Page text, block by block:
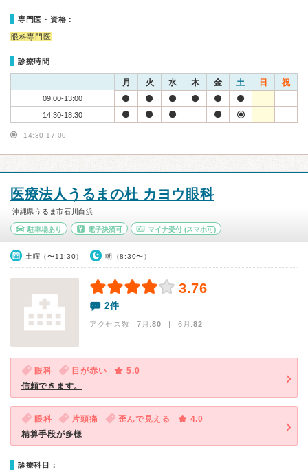
専門医・資格：
眼科専門医
診療時間
月 火 水 木 金 土 日 祝
09:00-13:00
14:30-18:30
14:30-17:00
医療法人うるまの杜 カヨウ眼科
沖縄県うるま市石川白浜
駐車場あり 電子決済可 マイナ受付 (スマホ可)
土曜（〜11:30） 朝（8:30〜）
3.76
2件
アクセス数 7月:80 | 6月:82
眼科 目が赤い
5.0
信頼できます。
眼科 片頭痛 歪んで見える
4.0
精算手段が多様
診療科目：